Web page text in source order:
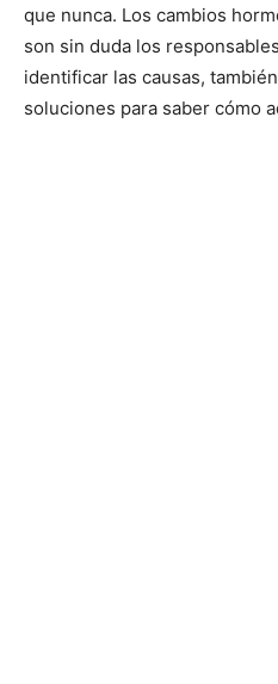
que nunca. Los cambios
son sin duda los
identificar las causas,
soluciones para saber cómo